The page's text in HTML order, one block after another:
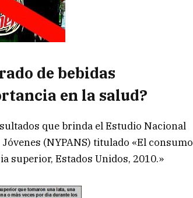
de bebidas
en la salud?
que brinda el Estudio Nacional
(NYPANS) titulado «El consumo
superior, Estados Unidos, 2010.»